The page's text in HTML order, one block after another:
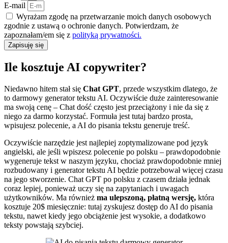
E-mail
Wyrażam zgodę na przetwarzanie moich danych osobowych
zgodnie z ustawą o ochronie danych. Potwierdzam, że
zapoznałam/em się z polityką prywatności.
Zapisuję się
Ile kosztuje AI copywriter?
Niedawno hitem stał się Chat GPT, przede wszystkim dlatego, że
to darmowy generator tekstu AI. Oczywiście duże zainteresowanie
ma swoją cenę – Chat dość często jest przeciążony i nie da się z
niego za darmo korzystać. Formuła jest tutaj bardzo prosta,
wpisujesz polecenie, a AI do pisania tekstu generuje treść.
Oczywiście narzędzie jest najlepiej zoptymalizowane pod język
angielski, ale jeśli wpiszesz polecenie po polsku – prawdopodobnie
wygeneruje tekst w naszym języku, chociaż prawdopodobnie mniej
rozbudowany i generator tekstu AI będzie potrzebował więcej czasu
na jego stworzenie. Chat GPT po polsku z czasem działa jednak
coraz lepiej, ponieważ uczy się na zapytaniach i uwagach
użytkowników. Ma również ma ulepszoną, płatną wersję, która
kosztuje 20$ miesięcznie: tutaj zyskujesz dostęp do AI do pisania
tekstu, nawet kiedy jego obciążenie jest wysokie, a dodatkowo
teksty powstają szybciej.